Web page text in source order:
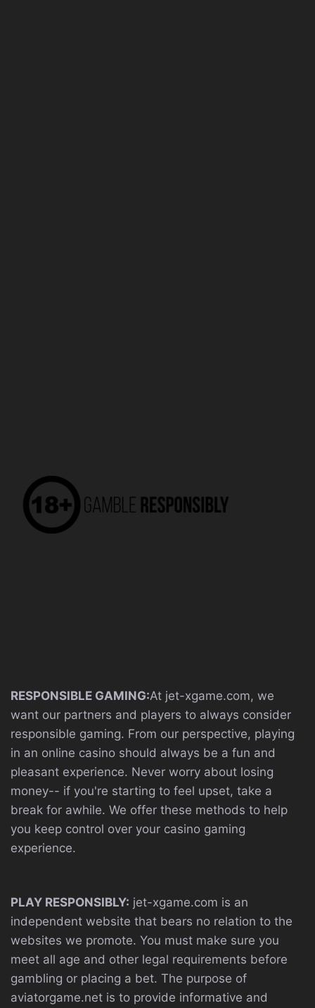
RESPONSIBLE GAMING:At jet-xgame.com, we
want our partners and players to always consider
responsible gaming. From our perspective, playing
in an online casino should always be a fun and
pleasant experience. Never worry about losing
money-- if you're starting to feel upset, take a
break for awhile. We offer these methods to help
you keep control over your casino gaming
experience.
PLAY RESPONSIBLY: jet-xgame.com is an
independent website that bears no relation to the
websites we promote. You must make sure you
meet all age and other legal requirements before
gambling or placing a bet. The purpose of
aviatorgame.net is to provide informative and